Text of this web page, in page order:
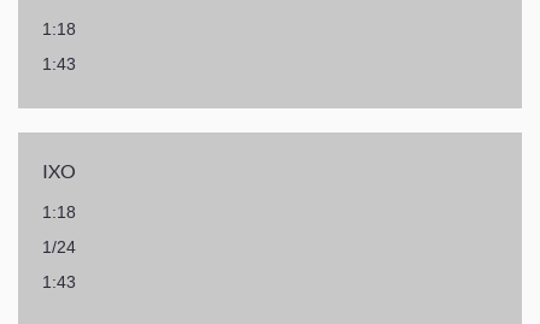
1:18
1:43
IXO
1:18
1/24
1:43